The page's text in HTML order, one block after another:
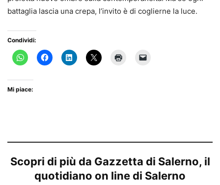
battaglia lascia una crepa, l’invito è di coglierne la luce.
Condividi:
Mi piace:
Scopri di più da Gazzetta di Salerno, il
quotidiano on line di Salerno